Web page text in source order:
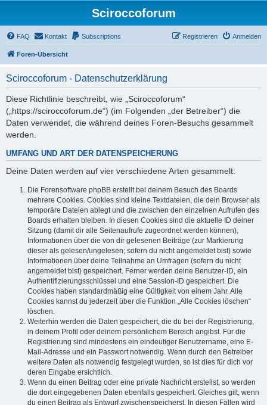
Sciroccoforum
FAQ Kontakt Subscriptions Anmelden
Registrieren
Foren-Übersicht
Sciroccoforum - Datenschutzerklärung
Diese Richtlinie beschreibt, wie „Sciroccoforum“
(„https://sciroccoforum.de“) (im Folgenden „der Betreiber“) die
Daten verwendet, die während deines Foren-Besuchs gesammelt
werden.
UMFANG UND ART DER DATENSPEICHERUNG
Deine Daten werden auf vier verschiedene Arten gesammelt:
Die Forensoftware phpBB erstellt bei deinem Besuch des Boards
mehrere Cookies. Cookies sind kleine Textdateien, die dein Browser als
temporäre Dateien ablegt und die zwischen den einzelnen Aufrufen des
Boards erhalten bleiben. In diesen Cookies sind die aktuelle ID deiner
Sitzung (damit dir alle Seitenaufrufe zugeordnet werden können),
Informationen über die von dir gelesenen Beiträge (zur Markierung
dieser als gelesen/ungelesen; sofern du nicht angemeldet bist) sowie
Informationen über deine Teilnahme an Umfragen (sofern du nicht
angemeldet bist) gespeichert. Ferner werden deine Benutzer-ID, ein
Authentifizierungsschlüssel und eine Session-ID gespeichert. Die
Cookies haben standardmäßig eine Gültigkeit von einem Jahr. Alle
Cookies kannst du jederzeit über die Funktion „Alle Cookies löschen“
löschen.
Weiterhin werden die Daten gespeichert, die du bei der Registrierung,
in deinem Profil oder deinem persönlichem Bereich angibst. Für die
Registrierung sind mindestens ein eindeutiger Benutzername, eine E-
Mail-Adresse und ein Passwort notwendig. Wenn durch den Betreiber
weitere Daten als notwendig festgelegt wurden, so ist dies für dich vor
deren Eingabe ersichtlich.
Wenn du einen Beitrag oder eine private Nachricht erstellst, so werden
die dort eingegebenen Daten ebenfalls gespeichert. Gleiches gilt, wenn
du einen Beitrag als Entwurf zwischenspeicherst. In diesen Fällen wird